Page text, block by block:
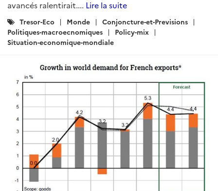
avancés ralentirait.... Lire la suite
Catégories
:
Tresor-Eco Monde
Conjoncture-et-Previsions
Politiques-macroecnomiques
Policy-mix
Situation-economique-mondiale